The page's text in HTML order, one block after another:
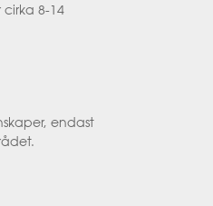
8-14
endast